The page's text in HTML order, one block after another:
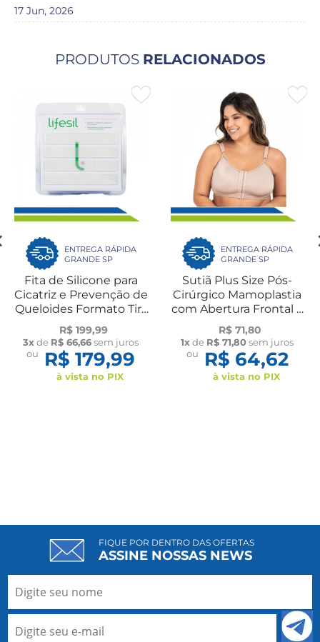
17 Jun, 2026
PRODUTOS RELACIONADOS
ENTREGA RÁPIDA
GRANDE SP
Fita de Silicone para
Cicatriz e Prevenção de
Queloides Formato Tira
15x2cm Lifesil
R$ 199,99
3xde R$ 66,66sem juros
ou
R$ 179,99
à vista no PIX
ENTREGA RÁPIDA
GRANDE SP
Sutiã Plus Size Pós-
Cirúrgico Mamoplastia
com Abertura Frontal e
Alças Reguláveis 60104
New Form
R$ 71,80
1xde R$ 71,80sem juros
ou
R$ 64,62
à vista no PIX
FIQUE POR DENTRO DAS OFERTAS
ASSINE NOSSAS NEWS